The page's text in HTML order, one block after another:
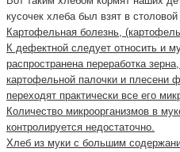
кусочек хлеба был взят в
Картофельная болезнь,
К дефектной следует относить и
распространена переработка
картофельной палочки и плесени
переходят практически все его
Количество микроорганизмов в
контролируется недостаточно.
Хлеб из муки с большим